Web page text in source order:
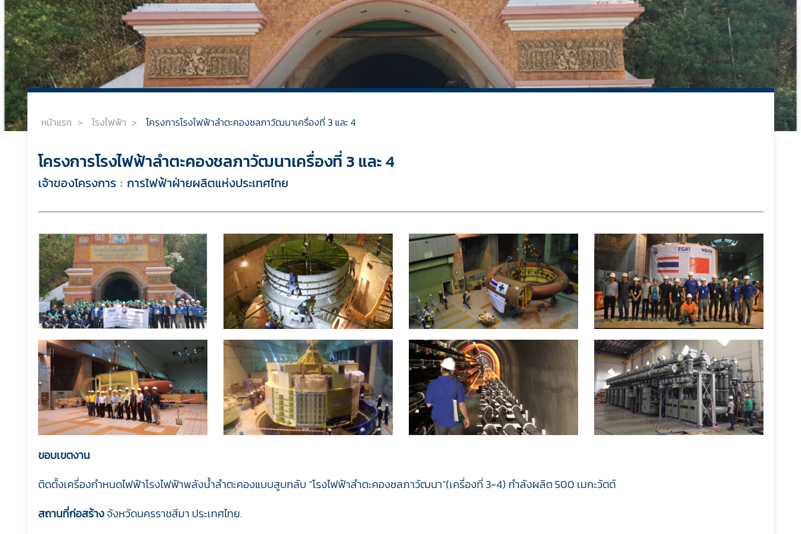
หน้าแรก > โรงไฟฟ้า > โครงการโรงไฟฟ้าลำตะคองชลภาวัฒนาเครื่องที่ 3 และ 4
โครงการโรงไฟฟ้าลำตะคองชลภาวัฒนาเครื่องที่ 3 และ 4
เจ้าของโครงการ : การไฟฟ้าฝ่ายผลิตแห่งประเทศไทย
ขอบเขตงาน
ติดตั้งเครื่องกำหนดไฟฟ้าโรงไฟฟ้าพลังน้ำลำตะคองแบบสูบกลับ “โรงไฟฟ้าลำตะคองชลภาวัฒนา”(เครื่องที่ 3-4) กำลังผลิต 500 เมกะวัตต์
สถานที่ก่อสร้างจังหวัดนครราชสีมา ประเทศไทย.